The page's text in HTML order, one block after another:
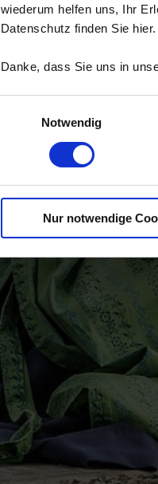
wiederum helfen uns, Ihr
Datenschutz finden Sie hier.
Danke, dass Sie uns in
Notwendig
Nur notwendige